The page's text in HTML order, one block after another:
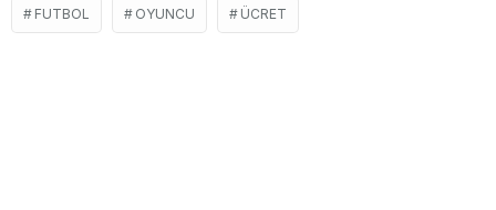
FUTBOL OYUNCU ÜCRET